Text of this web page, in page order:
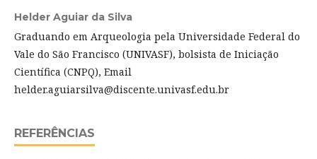
Helder Aguiar da Silva
Graduando em Arqueologia pela Universidade Federal do
Vale do São Francisco (UNIVASF), bolsista de Iniciação
Científica (CNPQ), Email
helder.aguiarsilva@discente.univasf.edu.br
REFERÊNCIAS